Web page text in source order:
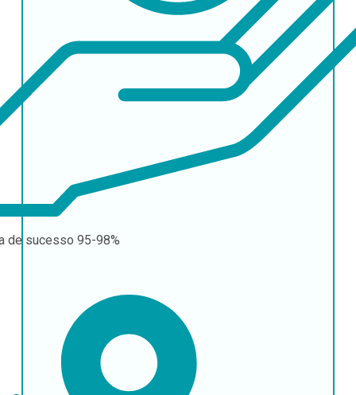
de sucesso 95-98%